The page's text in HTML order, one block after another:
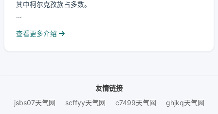
其中柯尔克孜族占多数。
...
查看更多介绍
友情链接
jsbs07天气网
scffyy天气网 c7499天气网 ghjkq天气网